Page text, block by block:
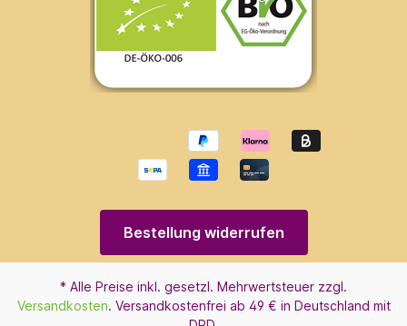
Bestellung widerrufen
* Alle Preise inkl. gesetzl. Mehrwertsteuer zzgl.
Versandkosten. Versandkostenfrei ab 49 € in Deutschland mit